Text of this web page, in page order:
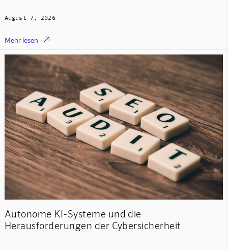
August 7, 2026
Mehr lesen 
Autonome KI-Systeme und die
Herausforderungen der Cybersicherheit